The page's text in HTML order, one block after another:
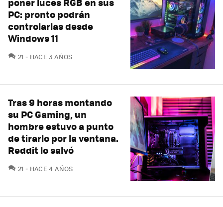
PC: pronto podrán
controlarlas desde
Windows 11
21 COMENTARIOS
HACE 3 AÑOS
Tras 9 horas montando
su PC Gaming, un
hombre estuvo a punto
de tirarlo por la ventana.
Reddit lo salvó
21 COMENTARIOS
HACE 4 AÑOS